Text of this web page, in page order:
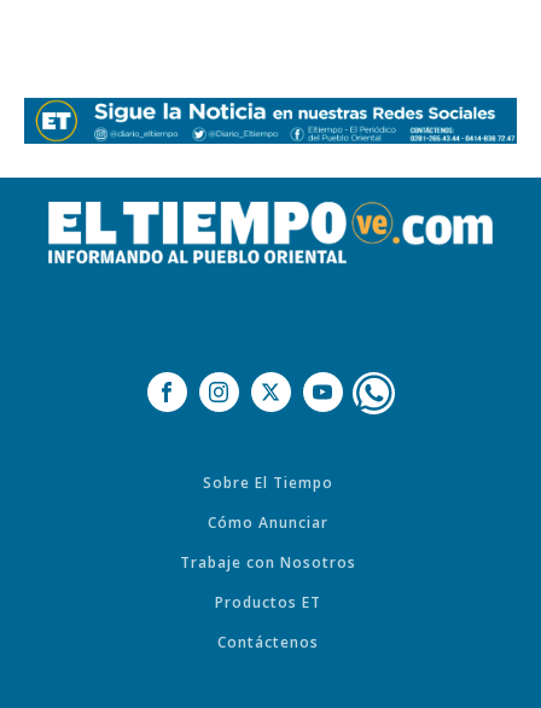
Sobre El Tiempo
Cómo Anunciar
Trabaje con Nosotros
Productos ET
Contáctenos